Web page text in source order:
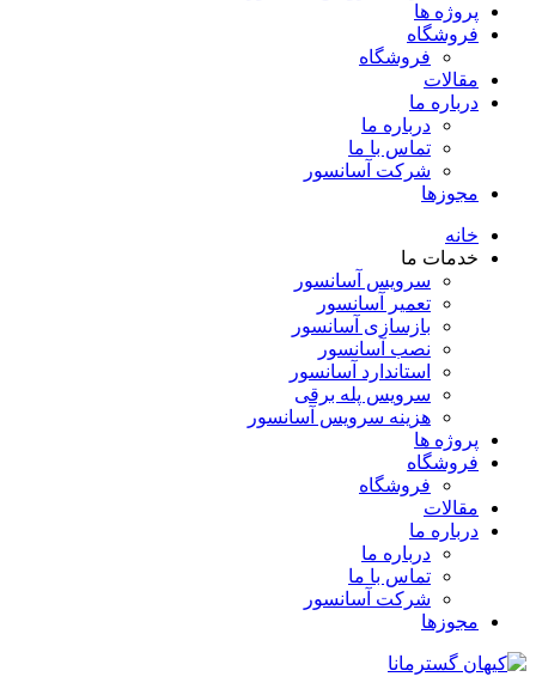
پروژه ها
فروشگاه
فروشگاه
مقالات
درباره ما
درباره ما
تماس با ما
شرکت آسانسور
مجوزها
خانه
خدمات ما
سرویس آسانسور
تعمیر آسانسور
بازسازی آسانسور
نصب آسانسور
استاندارد آسانسور
سرویس پله برقی
هزینه سرویس آسانسور
پروژه ها
فروشگاه
فروشگاه
مقالات
درباره ما
درباره ما
تماس با ما
شرکت آسانسور
مجوزها